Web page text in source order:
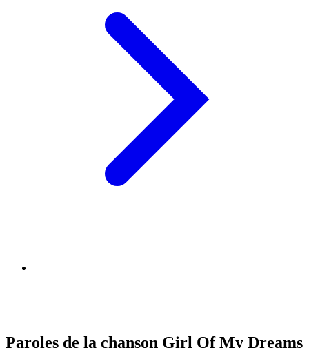
Paroles de la chanson Girl Of My Dreams